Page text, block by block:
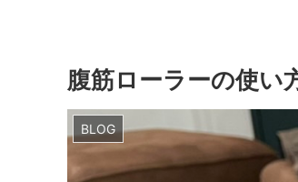
腹筋ローラーの使い
BLOG